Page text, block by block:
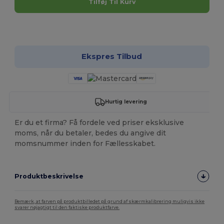
Tilføj Til Kurv
Ekspres Tilbud
Hurtig levering
Er du et firma? Få fordele ved priser eksklusive
moms, når du betaler, bedes du angive dit
momsnummer inden for Fællesskabet.
Produktbeskrivelse
Bemærk, at farven på produktbilledet på grund af skærmkalibrering muligvis ikke
svarer nøjagtigt til den faktiske produktfarve.